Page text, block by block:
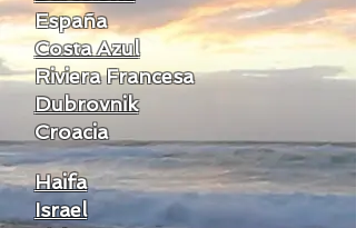
España
Costa Azul
Riviera Francesa
Dubrovnik
Croacia
Haifa
Israel